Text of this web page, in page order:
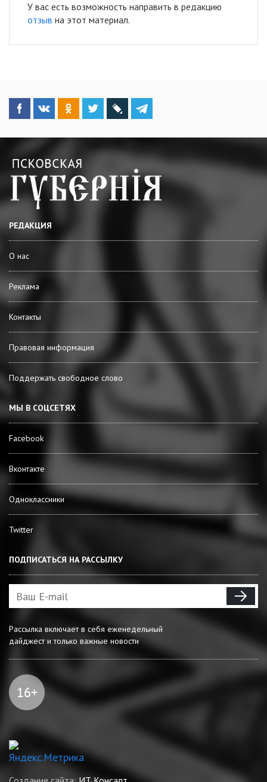
У вас есть возможность направить в редакцию
отзыв на этот материал.
РЕДАКЦИЯ
О нас
Реклама
Контакты
Правовая информация
Поддержать свободное слово
МЫ В СОЦСЕТЯХ
Facebook
Вконтакте
Одноклассники
Twitter
ПОДПИСАТЬСЯ НА РАССЫЛКУ
Рассылка включает в себя еженедельный
дайджест и только важные новости